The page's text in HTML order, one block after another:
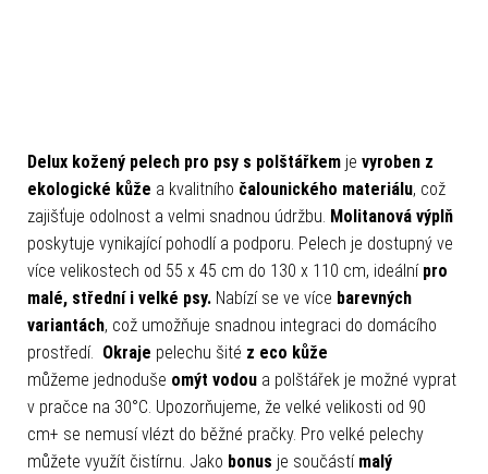
Delux kožený pelech pro psy s polštářkem je vyroben z
ekologické kůže a kvalitního čalounického materiálu, což
zajišťuje odolnost a velmi snadnou údržbu. Molitanová výplň
poskytuje vynikající pohodlí a podporu. Pelech je dostupný ve
více velikostech od 55 x 45 cm do 130 x 110 cm, ideální pro
malé, střední i velké psy. Nabízí se ve více barevných
variantách, což umožňuje snadnou integraci do domácího
prostředí. Okraje pelechu šité z eco kůže
můžeme jednoduše omýt vodou a polštářek je možné vyprat
v pračce na 30°C. Upozorňujeme, že velké velikosti od 90
cm+ se nemusí vlézt do běžné pračky. Pro velké pelechy
můžete využít čistírnu. Jako bonus je součástí malý